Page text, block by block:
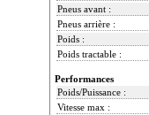
Pneus avant :
Pneus arrière :
Poids :
Poids tractable :
Performances
Poids/Puissance :
Vitesse max :